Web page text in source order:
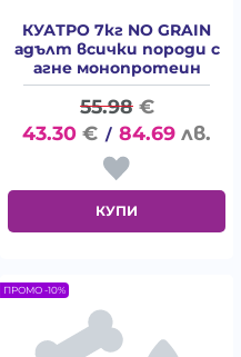
КУАТРО 7кг NO GRAIN
адълт всички породи с
агне монопротеин
55.98 €
43.30 € / 84.69 лв.
КУПИ
ПРОМО -10%